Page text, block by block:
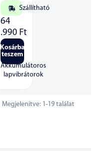
Szállítható
64
.990 Ft
Kosárba
teszem
Akkumulátoros
lapvibrátorok
Megjelenítve: 1 -19találat